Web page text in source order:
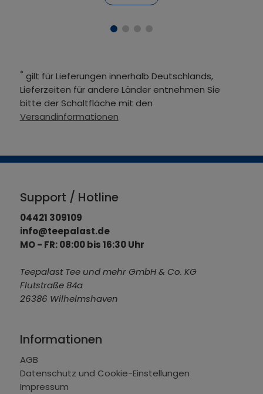
* gilt für Lieferungen innerhalb Deutschlands,
Lieferzeiten für andere Länder entnehmen Sie
bitte der Schaltfläche mit den
Versandinformationen
Support / Hotline
04421 309109
info@teepalast.de
MO - FR: 08:00 bis 16:30 Uhr
Teepalast Tee und mehr GmbH & Co. KG
Flutstraße 84a
26386 Wilhelmshaven
Informationen
AGB
Datenschutz und Cookie-Einstellungen
Impressum